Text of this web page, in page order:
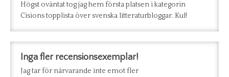
Högst oväntat tog jag hem första platsen i kategorin
Cisions topplista över svenska litteraturbloggar. Kul!
Inga fler recensionsexemplar!
Jag tar för närvarande inte emot fler